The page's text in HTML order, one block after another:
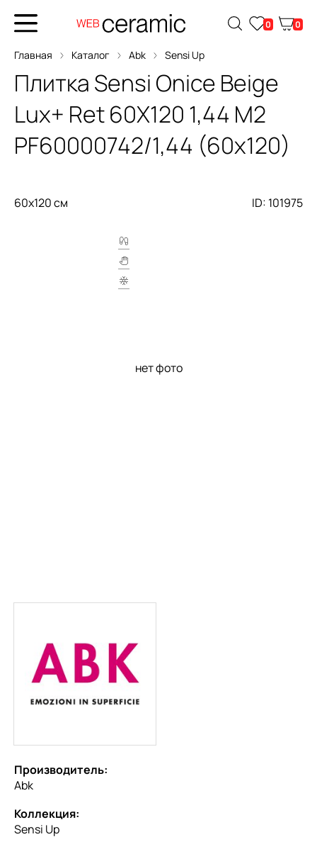
0 0
Главная Каталог Abk Sensi Up
Плитка Sensi Onice Beige
Lux+ Ret 60X120 1,44 М2
PF60000742/1,44 (60x120)
60x120 см ID: 101975
нет фото
Производитель:
Abk
Коллекция:
Sensi Up